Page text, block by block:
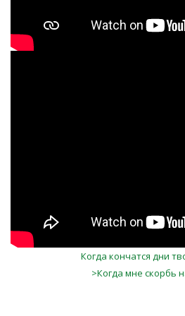
Когда кончатся дни
>Когда мне скорбь